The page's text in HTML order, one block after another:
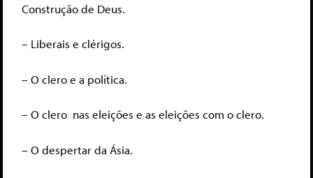
Construção de Deus.
– Liberais e clérigos.
– O clero e a política.
– O clero nas eleições e as eleições com o clero.
– O despertar da Ásia.